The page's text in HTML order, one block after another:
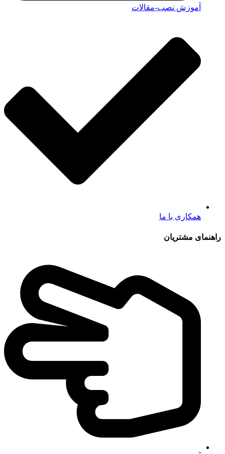
آموزش نصب-مقالات
همکاری با ما
راهنمای مشتریان